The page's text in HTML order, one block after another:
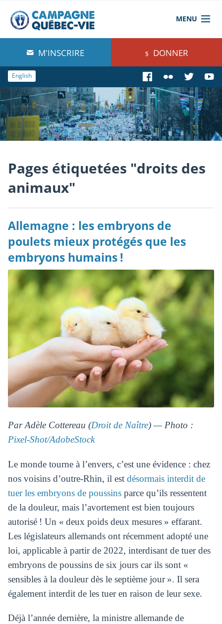
MENU
À propos de nous
Blog
Comprendre
Agir
Boutique
M'INSCRIRE DONNER
English
Pages étiquetées "droits des
animaux"
Allemagne : les embryons de
poulets mieux protégés que les
embryons humains !
Par Adèle Cottereau (Droit de Naître) — Photo :
Pixel-Shot/AdobeStock
Le monde tourne à l’envers, c’est une évidence : chez
nos voisins d’outre-Rhin, il est désormais interdit de
tuer les embryons de poussinsparce qu’ils ressentent
de la douleur, mais l’avortement est bien toujours
autorisé ! Un « deux poids deux mesures » effarant.
Les législateurs allemands ont récemment adopté une
loi, applicable à partir de 2022, interdisant de tuer des
embryons de poussins de six jours car ils sont «
sensibles à la douleur dès le septième jour ». Il sera
également interdit de les tuer en raison de leur sexe.
Déjà l’année dernière, la ministre allemande de